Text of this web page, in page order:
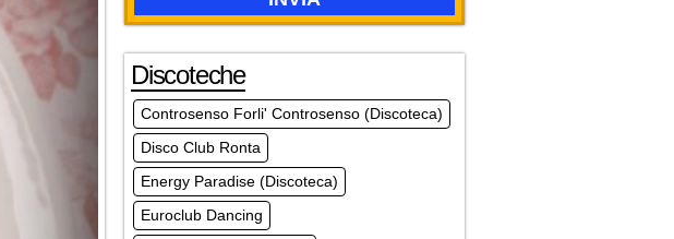
Discoteche
Controsenso Forli' Controsenso (Discoteca)
Disco Club Ronta
Energy Paradise (Discoteca)
Euroclub Dancing